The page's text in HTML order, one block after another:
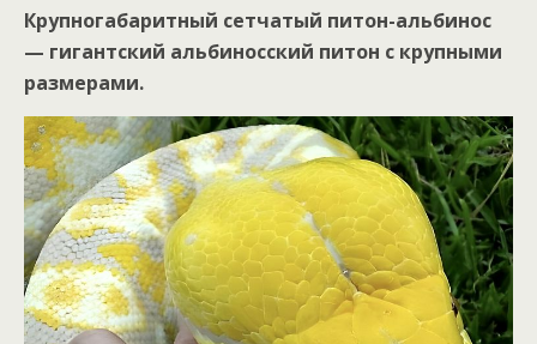
Крупногабаритный сетчатый питон-альбинос
— гигантский альбиносский питон с крупными
размерами.